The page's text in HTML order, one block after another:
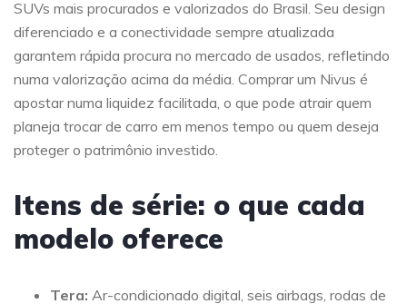
SUVs mais procurados e valorizados do Brasil. Seu design
diferenciado e a conectividade sempre atualizada
garantem rápida procura no mercado de usados, refletindo
numa valorização acima da média. Comprar um Nivus é
apostar numa liquidez facilitada, o que pode atrair quem
planeja trocar de carro em menos tempo ou quem deseja
proteger o patrimônio investido.
Itens de série: o que cada
modelo oferece
Tera: Ar-condicionado digital, seis airbags, rodas de